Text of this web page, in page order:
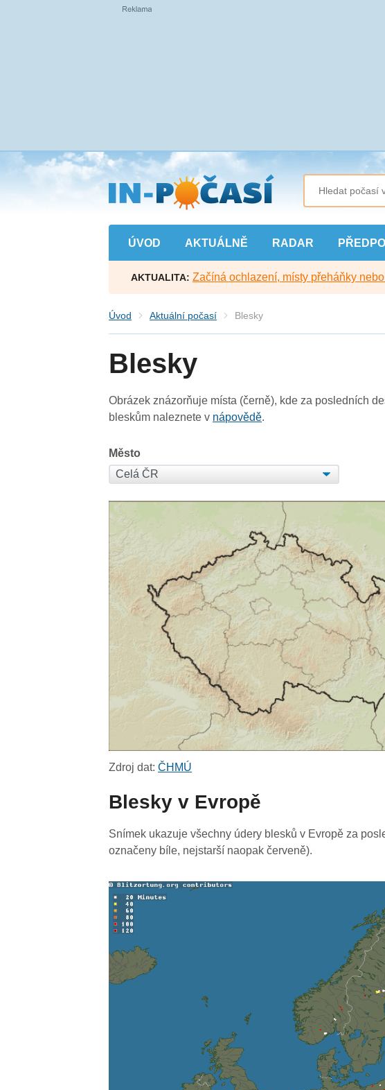
Přejít
na
hlavní
obsah
ÚVOD AKTUÁLNĚ RADAR
AKTUALITA: Začíná ochlazení, místy přeháňky
Úvod Aktuální počasí Blesky
Blesky
Obrázek znázorňuje místa (černě), kde za posledních
bleskům naleznete v nápovědě.
Město
Zdroj dat:ČHMÚ
Blesky v Evropě
Snímek ukazuje všechny údery blesků v Evropě za
označeny bíle, nejstarší naopak červeně).